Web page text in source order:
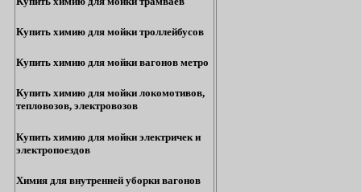
Купить химию для мойки троллейбусов
Купить химию для мойки вагонов метро
Купить химию для мойки локомотивов,
тепловозов, электровозов
Купить химию для мойки электричек и
электропоездов
Химия для внутренней уборки вагонов